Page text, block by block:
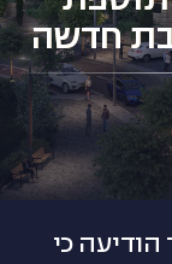
חדשה
כי